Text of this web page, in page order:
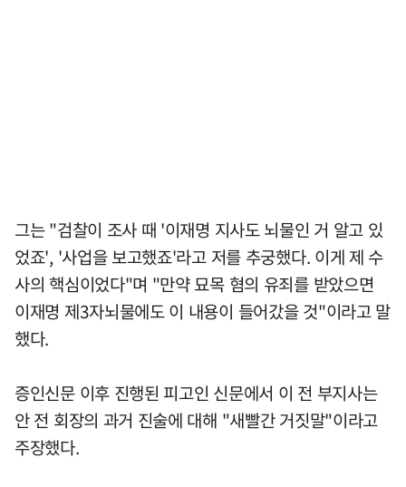
그는 "검찰이 조사 때 '이재명 지사도 뇌물인 거 알고 있
었죠', '사업을 보고했죠'라고 저를 추궁했다. 이게 제 수
사의 핵심이었다"며 "만약 묘목 혐의 유죄를 받았으면
이재명 제3자뇌물에도 이 내용이 들어갔을 것"이라고 말
했다.
증인신문 이후 진행된 피고인 신문에서 이 전 부지사는
안 전 회장의 과거 진술에 대해 "새빨간 거짓말"이라고
주장했다.